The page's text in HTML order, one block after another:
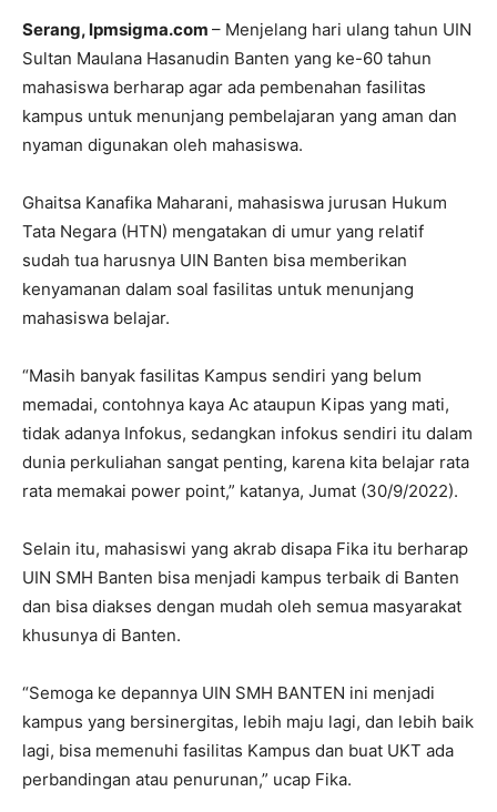
Serang, lpmsigma.com – Menjelang hari ulang tahun UIN
Sultan Maulana Hasanudin Banten yang ke-60 tahun
mahasiswa berharap agar ada pembenahan fasilitas
kampus untuk menunjang pembelajaran yang aman dan
nyaman digunakan oleh mahasiswa.
Ghaitsa Kanafika Maharani, mahasiswa jurusan Hukum
Tata Negara (HTN) mengatakan di umur yang relatif
sudah tua harusnya UIN Banten bisa memberikan
kenyamanan dalam soal fasilitas untuk menunjang
mahasiswa belajar.
“Masih banyak fasilitas Kampus sendiri yang belum
memadai, contohnya kaya Ac ataupun Kipas yang mati,
tidak adanya Infokus, sedangkan infokus sendiri itu dalam
dunia perkuliahan sangat penting, karena kita belajar rata
rata memakai power point,” katanya, Jumat (30/9/2022).
Selain itu, mahasiswi yang akrab disapa Fika itu berharap
UIN SMH Banten bisa menjadi kampus terbaik di Banten
dan bisa diakses dengan mudah oleh semua masyarakat
khusunya di Banten.
“Semoga ke depannya UIN SMH BANTEN ini menjadi
kampus yang bersinergitas, lebih maju lagi, dan lebih baik
lagi, bisa memenuhi fasilitas Kampus dan buat UKT ada
perbandingan atau penurunan,” ucap Fika.